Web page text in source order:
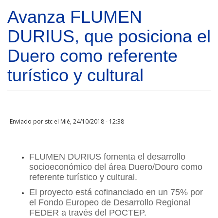
Avanza FLUMEN
DURIUS, que posiciona el
Duero como referente
turístico y cultural
Enviado por stc el Mié, 24/10/2018 - 12:38
FLUMEN DURIUS fomenta el desarrollo
socioeconómico del área Duero/Douro como
referente turístico y cultural.
El proyecto está cofinanciado en un 75% por
el Fondo Europeo de Desarrollo Regional
FEDER a través del POCTEP.